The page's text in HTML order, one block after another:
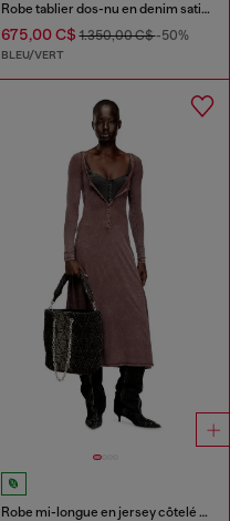
Robe tablier dos-nu en denim satin coloré
675,00 C$1.350,00 C$-50%
BLEU/VERT
Robe mi-longue en jersey côtelé délavé